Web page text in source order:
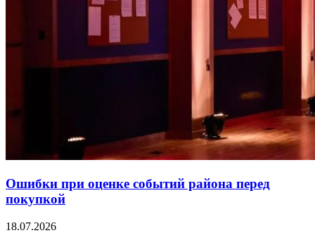
Ошибки при оценке событий района перед
покупкой
18.07.2026